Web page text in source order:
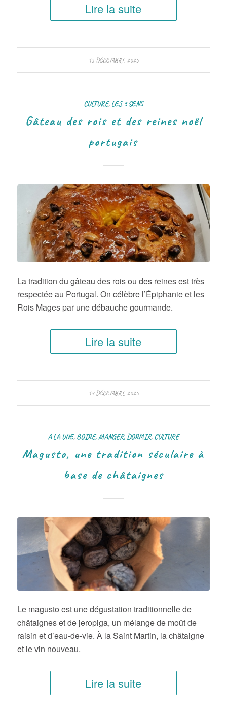
Lire la suite
15 DÉCEMBRE 2025
CULTURE, LES 5 SENS
Gâteau des rois et des reines noël
portugais
La tradition du gâteau des rois ou des reines est très
respectée au Portugal. On célèbre l’Épiphanie et les
Rois Mages par une débauche gourmande.
Lire la suite
13 DÉCEMBRE 2025
A LA UNE, BOIRE, MANGER, DORMIR, CULTURE
Magusto, une tradition séculaire à
base de châtaignes
Le magusto est une dégustation traditionnelle de
châtaignes et de jeropiga, un mélange de moût de
raisin et d’eau-de-vie. À la Saint Martin, la châtaigne
et le vin nouveau.
Lire la suite